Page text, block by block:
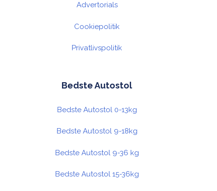
Advertorials
Cookiepolitik
Privatlivspolitik
Bedste Autostol
Bedste Autostol 0-13kg
Bedste Autostol 9-18kg
Bedste Autostol 9-36 kg
Bedste Autostol 15-36kg